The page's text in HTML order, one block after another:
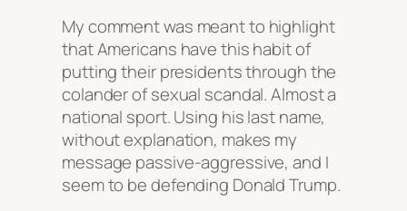
My comment was meant to highlight
that Americans have this habit of
putting their presidents through the
colander of sexual scandal. Almost a
national sport. Using his last name,
without explanation, makes my
message passive-aggressive, and I
seem to be defending Donald Trump.